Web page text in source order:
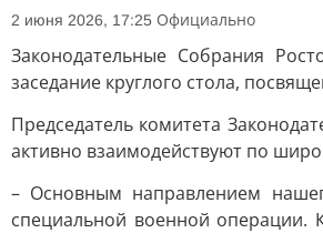
2 июня 2026, 17:25 Официально
Законодательные Собрания
заседание круглого стола,
Председатель комитета
активно взаимодействуют по
– Основным направлением
специальной военной операции.